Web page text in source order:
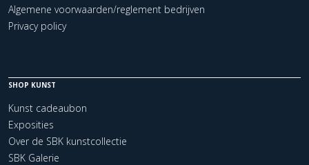
Algemene voorwaarden/reglement bedrijven
Privacy policy
SHOP KUNST
Kunst cadeaubon
Exposities
Over de SBK kunstcollectie
SBK Galerie